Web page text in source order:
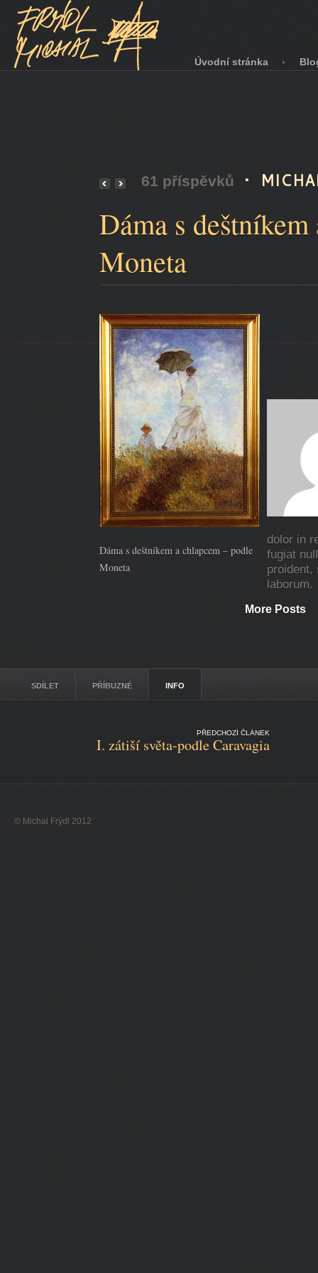
Úvodní stránka
61 příspěvků •
Dáma s
Moneta
Dáma s deštníkem a chlapcem – podle
Moneta
dolor in
fugiat
proident,
laborum.
More Posts
SDÍLET PŘÍBUZNÉ INFO
PŘEDCHOZÍ ČLÁNEK
I. zátiší světa-podle Caravagia
© Michal Frýdl 2012